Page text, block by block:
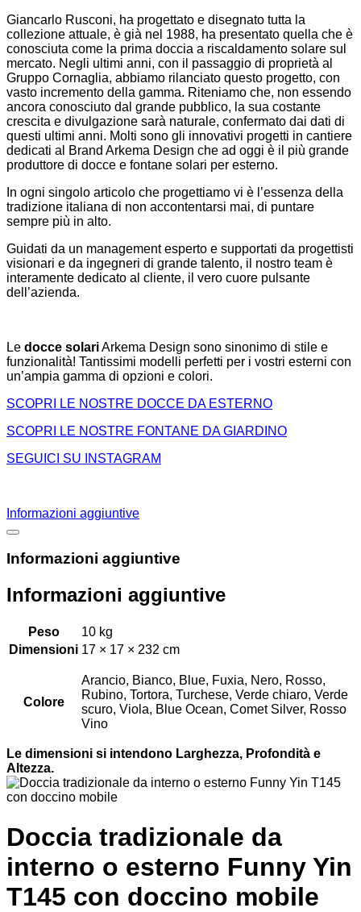
Giancarlo Rusconi, ha progettato e disegnato tutta la
collezione attuale, è già nel 1988, ha presentato quella che è
conosciuta come la prima doccia a riscaldamento solare sul
mercato. Negli ultimi anni, con il passaggio di proprietà al
Gruppo Cornaglia, abbiamo rilanciato questo progetto, con
vasto incremento della gamma. Riteniamo che, non essendo
ancora conosciuto dal grande pubblico, la sua costante
crescita e divulgazione sarà naturale, confermato dai dati di
questi ultimi anni. Molti sono gli innovativi progetti in cantiere
dedicati al Brand Arkema Design che ad oggi è il più grande
produttore di docce e fontane solari per esterno.
In ogni singolo articolo che progettiamo vi è l’essenza della
tradizione italiana di non accontentarsi mai, di puntare
sempre più in alto.
Guidati da un management esperto e supportati da progettisti
visionari e da ingegneri di grande talento, il nostro team è
interamente dedicato al cliente, il vero cuore pulsante
dell’azienda.
Le docce solariArkema Design sono sinonimo di stile e
funzionalità! Tantissimi modelli perfetti per i vostri esterni con
un’ampia gamma di opzioni e colori.
SCOPRI LE NOSTRE DOCCE DA ESTERNO
SCOPRI LE NOSTRE FONTANE DA GIARDINO
SEGUICI SU INSTAGRAM
Informazioni aggiuntive
Informazioni aggiuntive
Informazioni aggiuntive
Peso
10 kg
Dimensioni 17 × 17 × 232 cm
Colore
Arancio, Bianco, Blue, Fuxia, Nero, Rosso,
Rubino, Tortora, Turchese, Verde chiaro, Verde
scuro, Viola, Blue Ocean, Comet Silver, Rosso
Vino
Le dimensioni si intendono Larghezza, Profondità e
Altezza.
Doccia tradizionale da
interno o esterno Funny Yin
T145 con doccino mobile